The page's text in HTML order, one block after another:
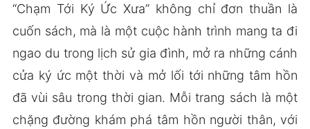
“Chạm Tới Ký Ức Xưa” không chỉ đơn thuần là
cuốn sách, mà là một cuộc hành trình mang ta đi
ngao du trong lịch sử gia đình, mở ra những cánh
cửa ký ức một thời và mở lối tới những tâm hồn
đã vùi sâu trong thời gian. Mỗi trang sách là một
chặng đường khám phá tâm hồn người thân, với